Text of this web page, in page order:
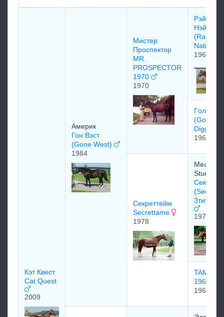
Кэт Квест
Cat Quest
2009
Америк
Гон Вэст
(Gone West)
1984
Мистер
Проспектор
MR.
PROSPECTOR
1970
1970
Рэйз э
Нэйтив
(Raise A
Native)
1961
Гoлд
(Gold
Digger)
1962
Секреттейм
Secrettame
1978
Meadow
Stud Inc
3титэм9
1970
1962
1962